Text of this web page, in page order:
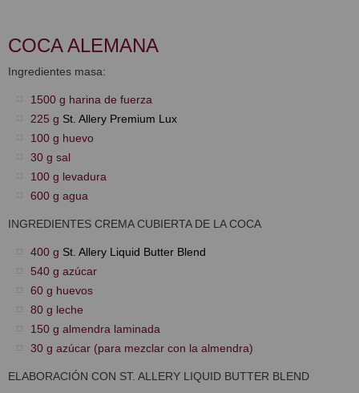
COCA ALEMANA
Ingredientes masa:
1500 g harina de fuerza
225 g St. Allery Premium Lux
100 g huevo
30 g sal
100 g levadura
600 g agua
INGREDIENTES CREMA CUBIERTA DE LA COCA
400 g St. Allery Liquid Butter Blend
540 g azúcar
60 g huevos
80 g leche
150 g almendra laminada
30 g azúcar (para mezclar con la almendra)
ELABORACIÓN CON ST. ALLERY LIQUID BUTTER BLEND